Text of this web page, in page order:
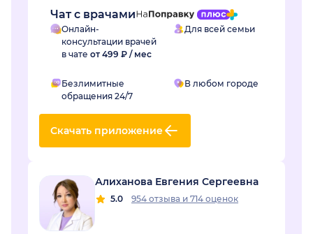
Чат с врачами
Онлайн-
консультации врачей
в чате от 499 ₽ / мес
Для всей семьи
Безлимитные
обращения 24/7
В любом городе
Скачать приложение
Алиханова Евгения Сергеевна
5.0 954 отзыва и 714 оценок